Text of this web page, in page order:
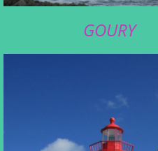
GOURY